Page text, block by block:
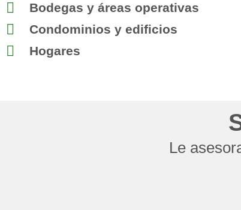
Bodegas y áreas operativas
Condominios y edificios
Hogares
Le